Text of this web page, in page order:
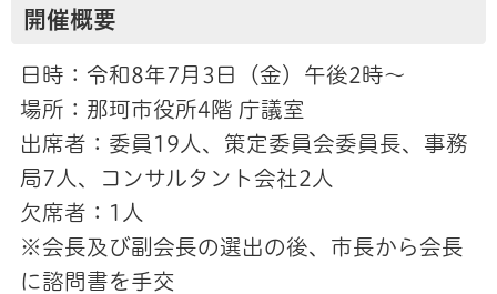
開催概要
日時：令和8年7月3日（金）午後2時～
場所：那珂市役所4階 庁議室
出席者：委員19人、策定委員会委員長、事務
局7人、コンサルタント会社2人
欠席者：1人
※会長及び副会長の選出の後、市長から会長
に諮問書を手交